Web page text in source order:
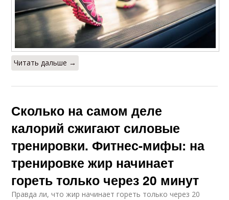
Читать дальше →
Сколько на самом деле
калорий сжигают силовые
тренировки. Фитнес-мифы: на
тренировке жир начинает
гореть только через 20 минут
Правда ли, что жир начинает гореть только через 20